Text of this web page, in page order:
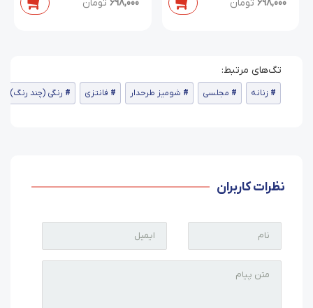
698,000 تومان 698,000 تومان
زنانه مجلسی شومیز طرحدار فانتزی رنگی (چند رنگ)
نظرات کاربران